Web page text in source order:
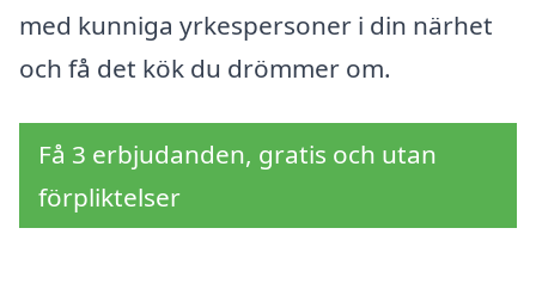
med kunniga yrkespersoner i din närhet
och få det kök du drömmer om.
Få 3 erbjudanden, gratis och utan
förpliktelser